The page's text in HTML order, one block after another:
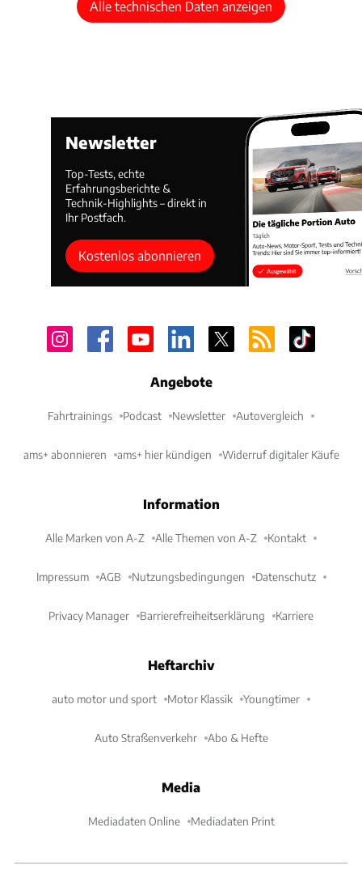
Alle technischen Daten anzeigen
Newsletter
Top-Tests, echte
Erfahrungsberichte &
Technik-Highlights – direkt in
Ihr Postfach.
Kostenlos abonnieren
Angebote
Fahrtrainings Podcast Newsletter Autovergleich
ams+ abonnieren ams+ hier kündigen Widerruf digitaler Käufe
Information
Alle Marken von A-Z Alle Themen von A-Z Kontakt
Impressum AGB Nutzungsbedingungen Datenschutz
Privacy Manager Barrierefreiheitserklärung Karriere
Heftarchiv
auto motor und sport Motor Klassik Youngtimer
Auto Straßenverkehr Abo & Hefte
Media
Mediadaten Online Mediadaten Print